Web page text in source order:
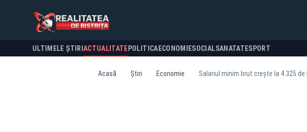
ULTIMELE ȘTIRI ACTUALITATE POLITICA ECONOMIESOCIALSANATATESPORT
Acasă Știri Economie Salariul minim brut crește la 4.325